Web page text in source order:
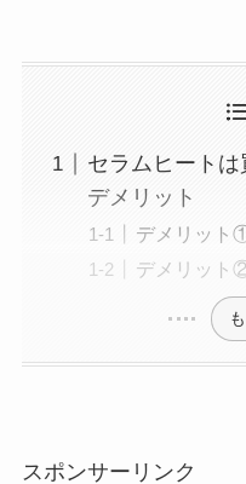
セラムヒート
デメリット
デメリット
デメリット
スポンサーリンク